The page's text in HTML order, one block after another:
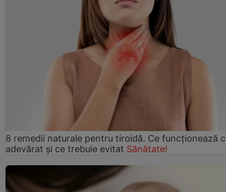
8 remedii naturale pentru tiroidă. Ce funcționează
adevărat și ce trebuie evitat Sănătate!